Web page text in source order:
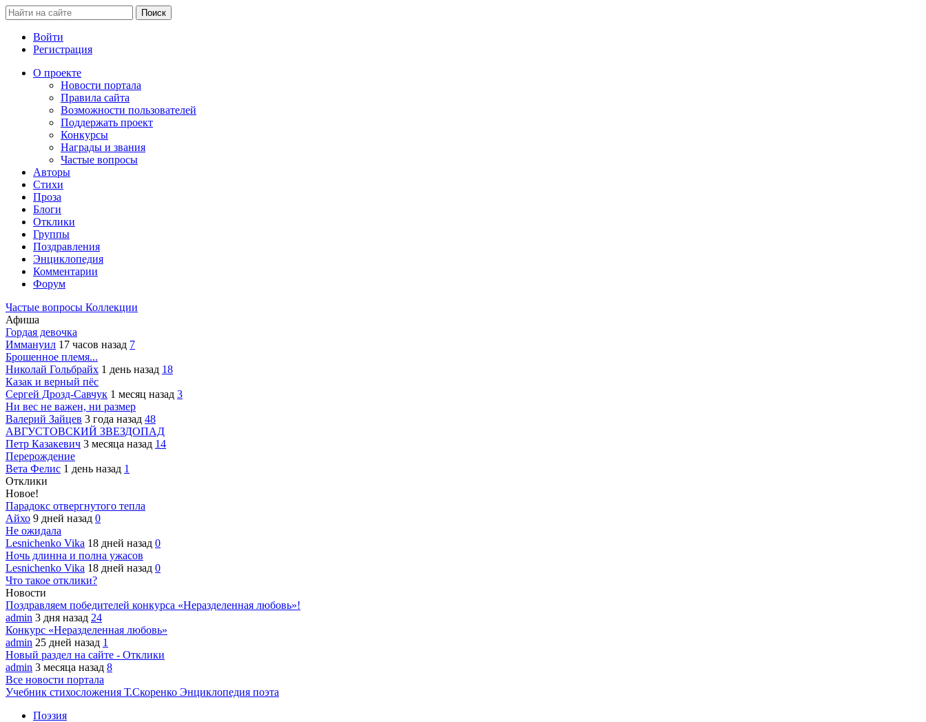
Войти
Регистрация
О проекте
Новости портала
Правила сайта
Возможности пользователей
Поддержать проект
Конкурсы
Награды и звания
Частые вопросы
Авторы
Стихи
Проза
Блоги
Отклики
Группы
Поздравления
Энциклопедия
Комментарии
Форум
Частые вопросы Коллекции
Афиша
Гордая девочка
Иммануил 17 часов назад 7
Брошенное племя...
Николай Гольбрайх 1 день назад 18
Казак и верный пёс
Сергей Дрозд-Савчук 1 месяц назад 3
Ни вес не важен, ни размер
Валерий Зайцев 3 года назад 48
АВГУСТОВСКИЙ ЗВЕЗДОПАД
Петр Казакевич 3 месяца назад 14
Перерождение
Вета Фелис 1 день назад 1
Отклики
Новое!
Парадокс отвергнутого тепла
Айхо 9 дней назад 0
Не ожидала
Lesnichenko Vika 18 дней назад 0
Ночь длинна и полна ужасов
Lesnichenko Vika 18 дней назад 0
Что такое отклики?
Новости
Поздравляем победителей конкурса «Неразделенная любовь»!
admin 3 дня назад 24
Конкурс «Неразделенная любовь»
admin 25 дней назад 1
Новый раздел на сайте - Отклики
admin 3 месяца назад 8
Все новости портала
Учебник стихосложения Т.Скоренко Энциклопедия поэта
Поэзия